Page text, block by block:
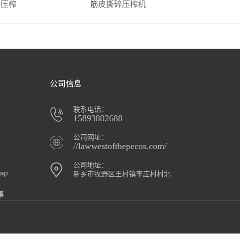
榨 筋皮撕碎压榨机
公司信息
联系电话：
15893802688
公司网址：
//lawwestofthepecos.com/
公司地址：
新乡市牧野区王村镇李庄村村北